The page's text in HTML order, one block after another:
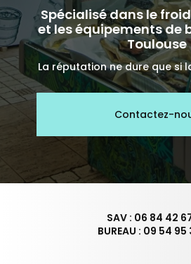
Spécialisé dans le
et les équipements de
Toulouse
La réputation ne dure que si
Contactez-
SAV : 06 84 42
BUREAU : 09 54 95